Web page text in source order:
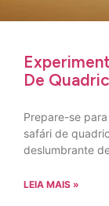
De
Prepare-se
safári de
deslumbrante
LEIA MAIS »